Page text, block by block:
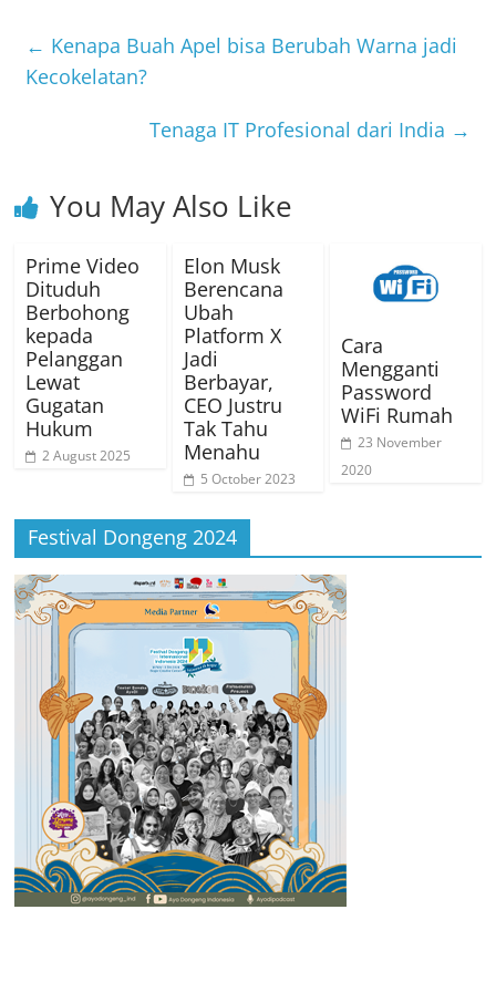
← Kenapa Buah Apel bisa Berubah Warna jadi
Kecokelatan?
Tenaga IT Profesional dari India →
You May Also Like
Prime Video
Dituduh
Berbohong
kepada
Pelanggan
Lewat
Gugatan
Hukum
2 August 2025
Elon Musk
Berencana
Ubah
Platform X
Jadi
Berbayar,
CEO Justru
Tak Tahu
Menahu
5 October 2023
Cara
Mengganti
Password
WiFi Rumah
23 November
2020
Festival Dongeng 2024